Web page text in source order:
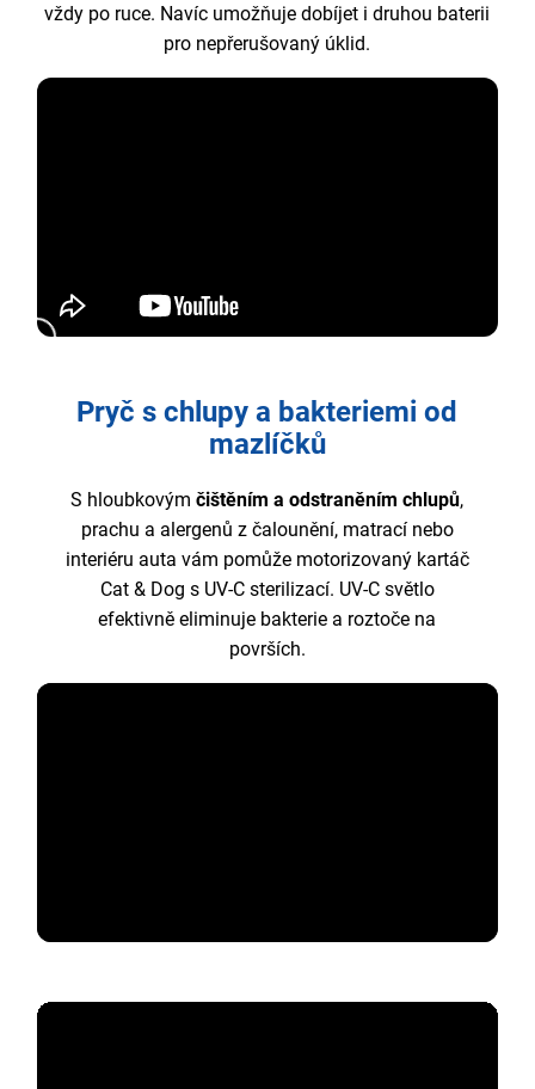
vždy po ruce. Navíc umožňuje dobíjet i druhou baterii
pro nepřerušovaný úklid.
Pryč s chlupy a bakteriemi od
mazlíčků
S hloubkovýmčištěním a odstraněním chlupů,
prachu a alergenů z čalounění, matrací nebo
interiéru auta vám pomůže motorizovaný kartáč
Cat & Dog s UV-C sterilizací. UV-C světlo
efektivně eliminuje bakterie a roztoče na
površích.